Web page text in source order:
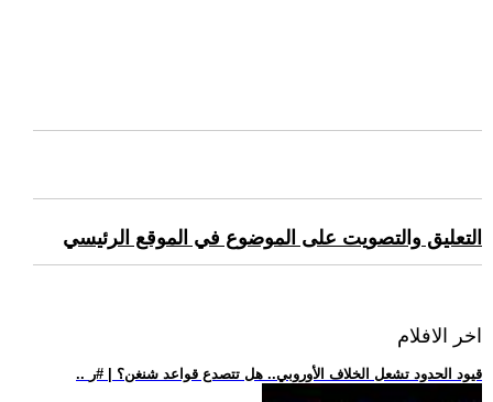
التعليق والتصويت على الموضوع في الموقع الرئيسي
اخر الافلام
.. قيود الحدود تشعل الخلاف الأوروبي.. هل تتصدع قواعد شنغن؟ | #ر